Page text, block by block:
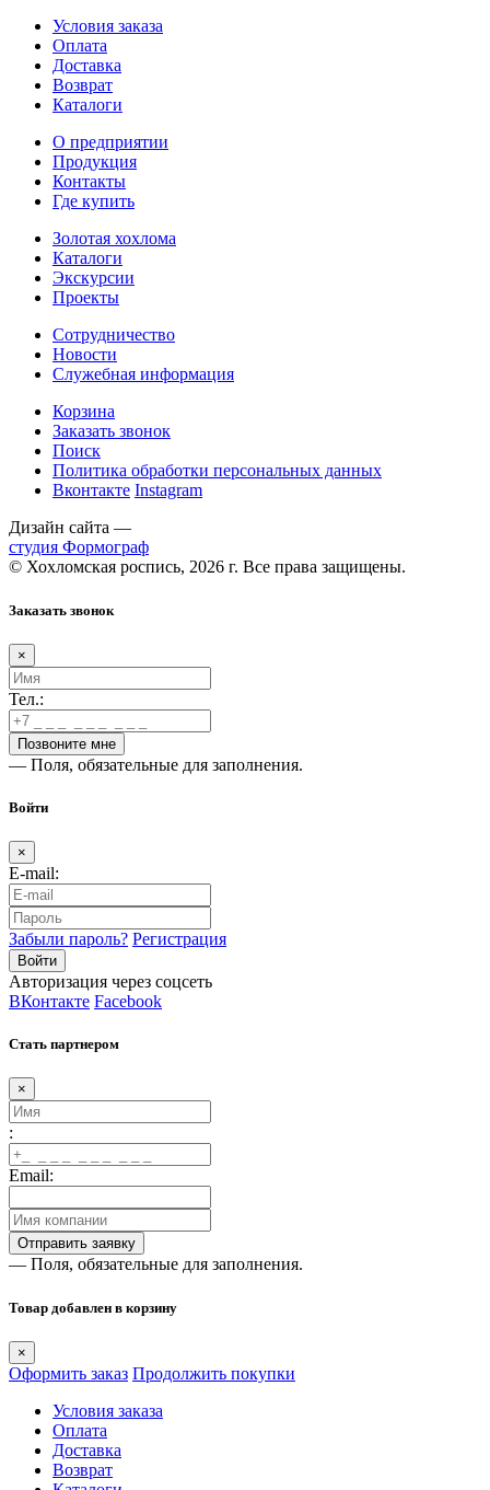
Условия заказа
Оплата
Доставка
Возврат
Каталоги
О предприятии
Продукция
Контакты
Где купить
Золотая хохлома
Каталоги
Экскурсии
Проекты
Сотрудничество
Новости
Служебная информация
Корзина
Заказать звонок
Поиск
Политика обработки персональных данных
Вконтакте Instagram
Дизайн сайта —
студия Формограф
© Хохломская роспись, 2026 г. Все права защищены.
Заказать звонок
×
Тел.:
— Поля, обязательные для заполнения.
Войти
×
E-mail:
Забыли пароль? Регистрация
Авторизация через соцсеть
ВКонтакте Facebook
Стать партнером
×
:
Email:
— Поля, обязательные для заполнения.
Товар добавлен в корзину
×
Оформить заказ Продолжить покупки
Условия заказа
Оплата
Доставка
Возврат